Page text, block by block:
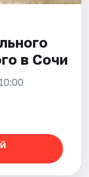
в Сочи